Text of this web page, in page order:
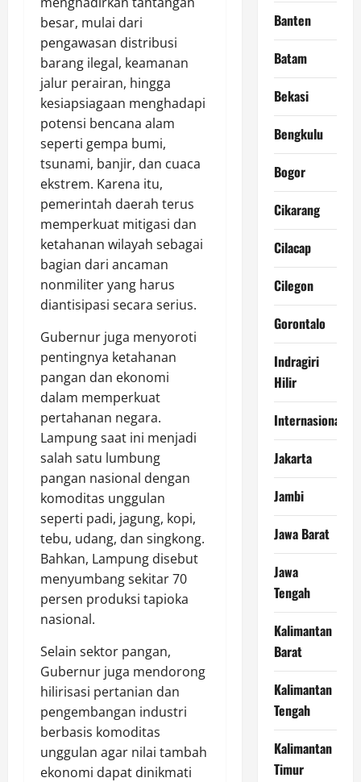
besar, mulai dari
pengawasan distribusi
barang ilegal, keamanan
jalur perairan, hingga
kesiapsiagaan menghadapi
potensi bencana alam
seperti gempa bumi,
tsunami, banjir, dan cuaca
ekstrem. Karena itu,
pemerintah daerah terus
memperkuat mitigasi dan
ketahanan wilayah sebagai
bagian dari ancaman
nonmiliter yang harus
diantisipasi secara serius.
Gubernur juga menyoroti
pentingnya ketahanan
pangan dan ekonomi
dalam memperkuat
pertahanan negara.
Lampung saat ini menjadi
salah satu lumbung
pangan nasional dengan
komoditas unggulan
seperti padi, jagung, kopi,
tebu, udang, dan singkong.
Bahkan, Lampung disebut
menyumbang sekitar 70
persen produksi tapioka
nasional.
Selain sektor pangan,
Gubernur juga mendorong
hilirisasi pertanian dan
pengembangan industri
berbasis komoditas
unggulan agar nilai tambah
ekonomi dapat dinikmati
Banten
Batam
Bekasi
Bengkulu
Bogor
Cikarang
Cilacap
Cilegon
Gorontalo
Indragiri
Hilir
Internasional
Jakarta
Jambi
Jawa Barat
Jawa
Tengah
Kalimantan
Barat
Kalimantan
Tengah
Kalimantan
Timur